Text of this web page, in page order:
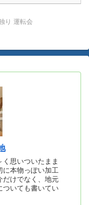
り 運転会
思いついたまま
に本物っぽい加工
だけでなく、地元
ついても書いてい